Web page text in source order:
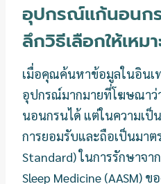
อุปกรณ์แก้นอนก
ลึกวิธีเลือกให้เห
เมื่อคุณค้นหาข้อมูลในอินเ
อุปกรณ์มากมายที่โฆษณาว่
นอนกรนได้ แต่ในความเป็
การยอมรับและถือเป็นมาต
Standard) ในการรักษาจา
Sleep Medicine (AASM)